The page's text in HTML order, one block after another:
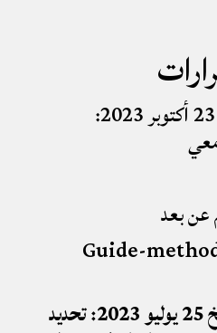
القرار رقم 205 بتاريخ 23 أكتوبر 2023:
عن بعد
2-Guide-
القرار رقم 1014 بتاريخ 25 يوليو 2023: تحديد